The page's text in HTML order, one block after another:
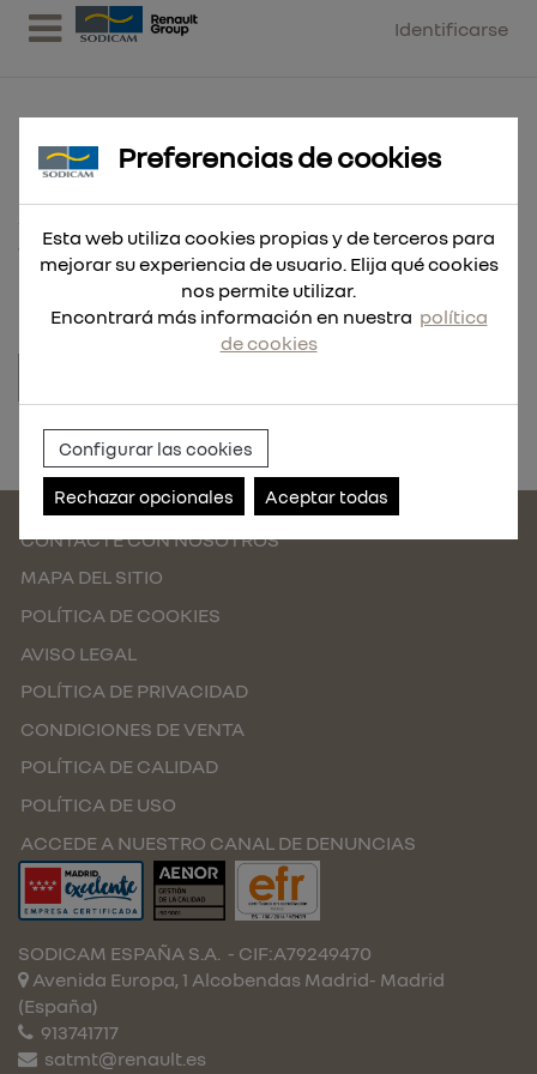
Identificarse
ABRAZ. LIGERA 16-25
100 UND
Referencia:303291-100
CONTACTE CON NOSOTROS
MAPA DEL SITIO
POLÍTICA DE COOKIES
AVISO LEGAL
POLÍTICA DE PRIVACIDAD
CONDICIONES DE VENTA
POLÍTICA DE CALIDAD
POLÍTICA DE USO
ACCEDE A NUESTRO CANAL DE DENUNCIAS
SODICAM ESPAÑA S.A. - CIF:A79249470
Avenida Europa, 1 Alcobendas Madrid- Madrid
(España)
913741717
satmt@renault.es
Preferencias de cookies
Esta web utiliza cookies propias y de terceros para
mejorar su experiencia de usuario. Elija qué cookies
nos permite utilizar.
Encontrará más información en nuestra política
de cookies
Configurar las cookies
Rechazar opcionales Aceptar todas